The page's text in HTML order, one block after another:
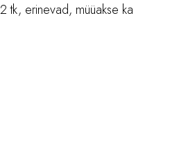
tk, erinevad, müüakse ka